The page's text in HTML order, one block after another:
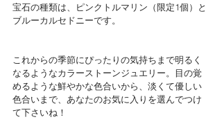
宝石の種類は、ピンクトルマリン（限定1個）と
ブルーカルセドニーです。
これからの季節にぴったりの気持ちまで明るく
なるようなカラーストーンジュエリー。目の覚
めるような鮮やかな色合いから、淡くて優しい
色合いまで、あなたのお気に入りを選んでつけ
て下さいね！